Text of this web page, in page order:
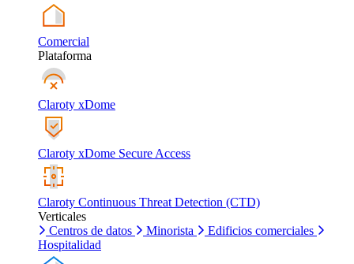
Comercial
Plataforma
Claroty xDome
Claroty xDome Secure Access
Claroty Continuous Threat Detection (CTD)
Verticales
Centros de datos
Minorista
Edificios comerciales
Hospitalidad